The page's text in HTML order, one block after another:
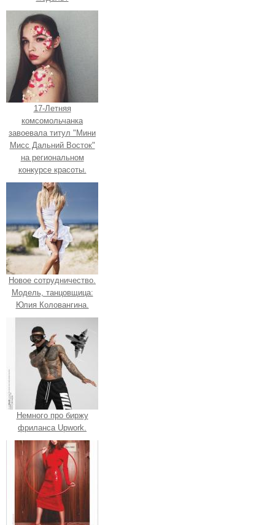
17-Летняя
комсомольчанка
завоевала титул "Мини
Мисс Дальний Восток"
на региональном
конкурсе красоты.
Новое сотрудничество.
Модель, танцовщица:
Юлия Коловангина.
Немного про биржу
фриланса Upwork.